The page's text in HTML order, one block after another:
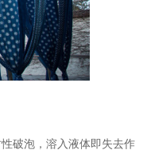
破泡，溶入液体即失去作